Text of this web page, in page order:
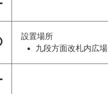
設置場所
九段方面改札内広場